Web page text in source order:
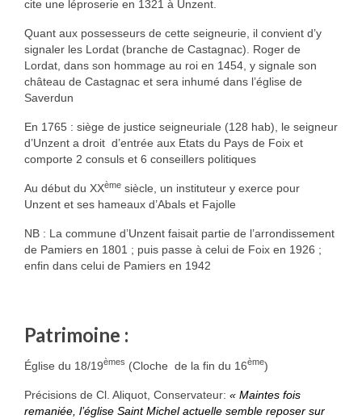
cite une léproserie en 1321 à Unzent.
Quant aux possesseurs de cette seigneurie, il convient d’y
signaler les Lordat (branche de Castagnac). Roger de
Lordat, dans son hommage au roi en 1454, y signale son
château de Castagnac et sera inhumé dans l’église de
Saverdun
En 1765 : siège de justice seigneuriale (128 hab), le seigneur
d’Unzent a droit d’entrée aux Etats du Pays de Foix et
comporte 2 consuls et 6 conseillers politiques
Au début du XXème siècle, un instituteur y exerce pour
Unzent et ses hameaux d’Abals et Fajolle
NB : La commune d’Unzent faisait partie de l’arrondissement
de Pamiers en 1801 ; puis passe à celui de Foix en 1926 ;
enfin dans celui de Pamiers en 1942
Patrimoine :
Église du 18/19èmes (Cloche de la fin du 16ème)
Précisions de Cl. Aliquot, Conservateur: « Maintes fois
remaniée, l’église Saint Michel actuelle semble reposer sur